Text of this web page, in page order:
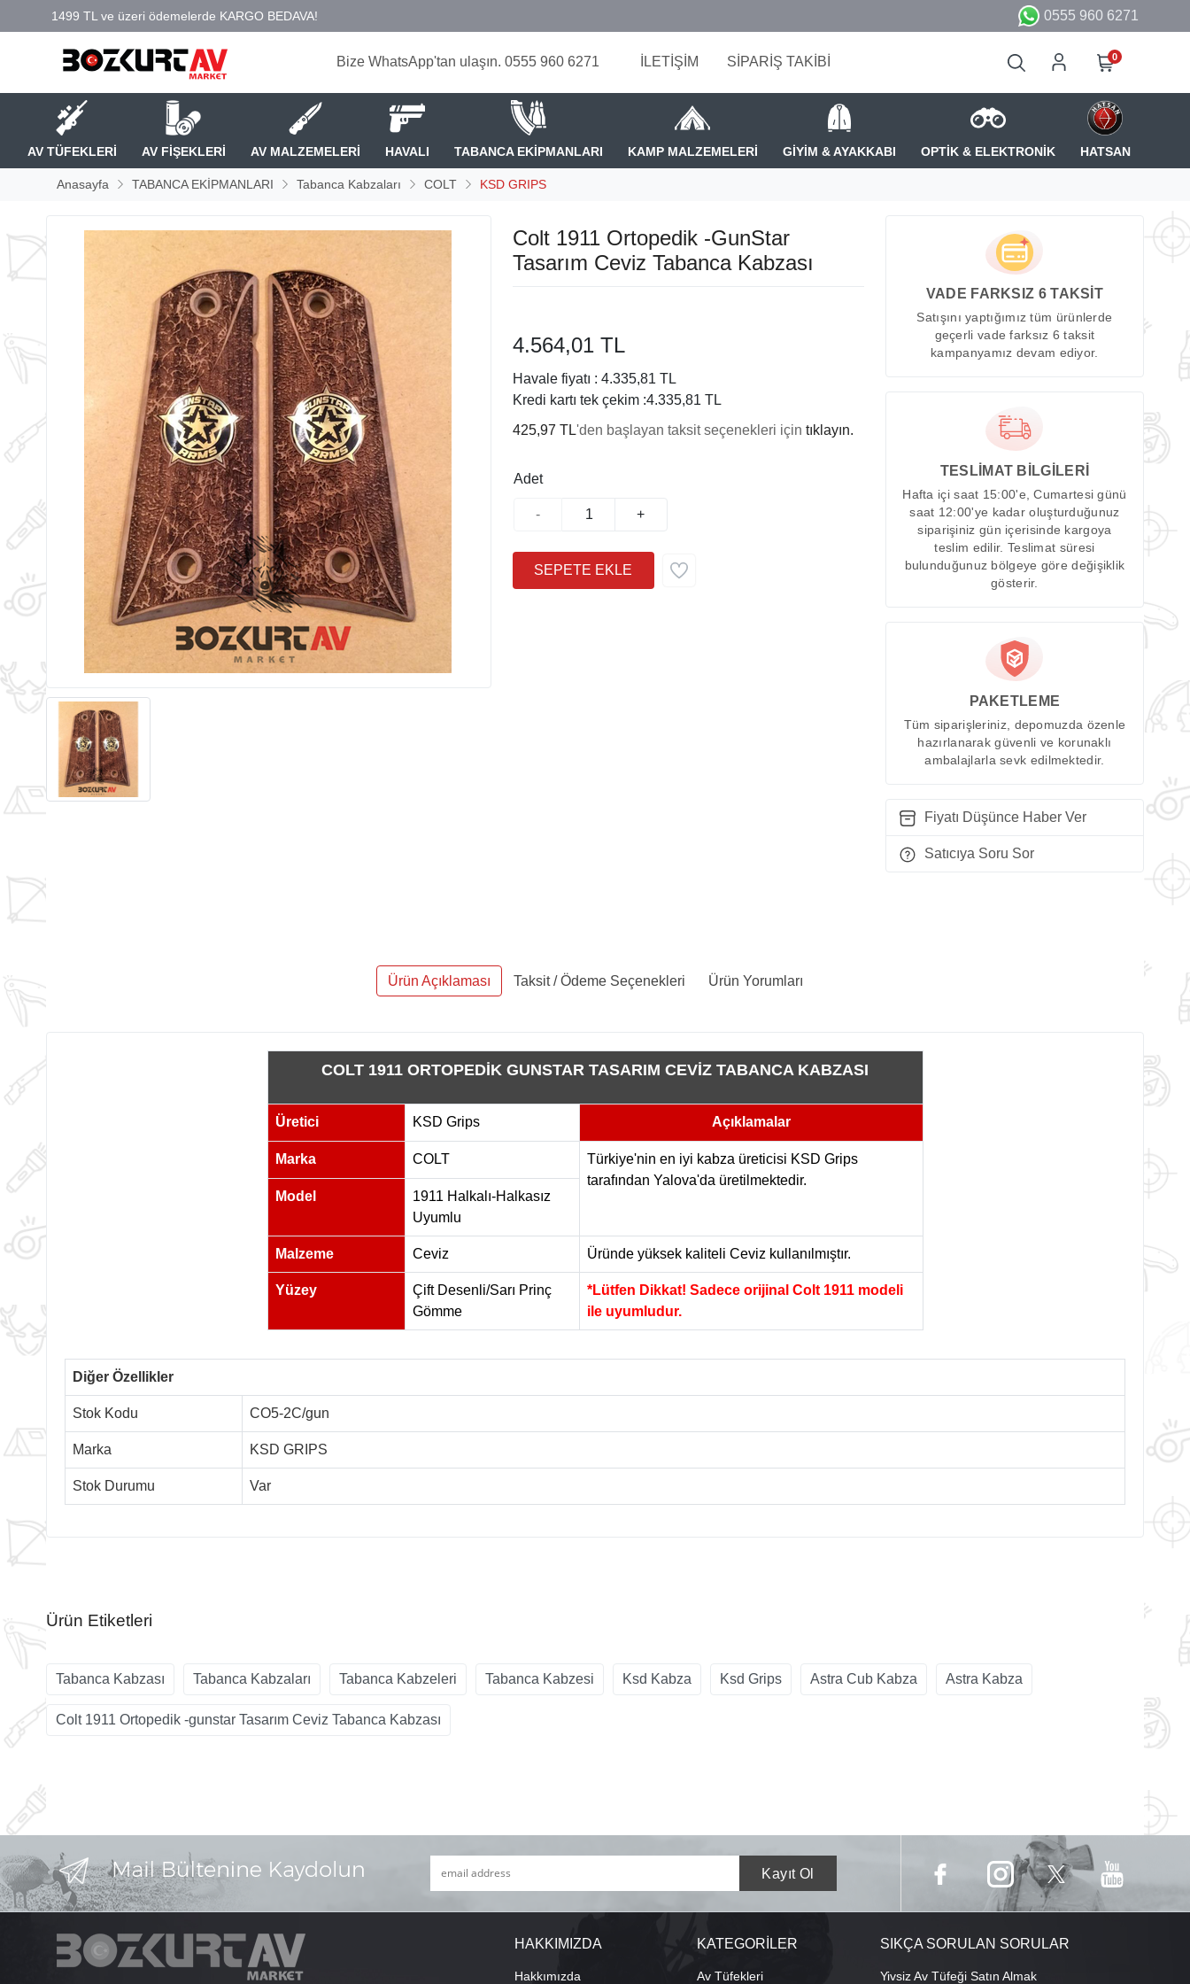
0555 960 6271
Bize WhatsApp'tan ulaşın. 0555 960 6271 İLETİŞİM SİPARİŞ TAKİBİ 0
AV TÜFEKLERİ AV FİŞEKLERİ AV MALZEMELERİ HAVALI TABANCA EKİPMANLARI KAMP MALZEMELERİ GİYİM & AYAKKABI OPTİK & ELEKTRONİK HATSAN
Anasayfa TABANCA EKİPMANLARI Tabanca Kabzaları COLT KSD GRIPS
Colt 1911 Ortopedik -GunStar
Tasarım Ceviz Tabanca Kabzası
4.564,01 TL
Havale fiyatı : 4.335,81 TL
Kredi kartı tek çekim :4.335,81 TL
425,97 TL'den başlayan taksit seçenekleri için tıklayın.
Adet
- +
VADE FARKSIZ 6 TAKSİT
Satışını yaptığımız tüm ürünlerde
geçerli vade farksız 6 taksit
kampanyamız devam ediyor.
TESLİMAT BİLGİLERİ
Hafta içi saat 15:00'e, Cumartesi günü
saat 12:00'ye kadar oluşturduğunuz
siparişiniz gün içerisinde kargoya
teslim edilir. Teslimat süresi
bulunduğunuz bölgeye göre değişiklik
gösterir.
PAKETLEME
Tüm siparişleriniz, depomuzda özenle
hazırlanarak güvenli ve korunaklı
ambalajlarla sevk edilmektedir.
Fiyatı Düşünce Haber Ver
Satıcıya Soru Sor
Ürün Açıklaması Taksit / Ödeme Seçenekleri Ürün Yorumları
COLT 1911 ORTOPEDİK GUNSTAR TASARIM CEVİZ TABANCA KABZASI
Üretici KSD Grips Açıklamalar
Marka COLT
Türkiye'nin en iyi kabza üreticisi KSD Grips
tarafından Yalova'da üretilmektedir.
Model
1911 Halkalı-Halkasız
Uyumlu
Malzeme Ceviz Üründe yüksek kaliteli Ceviz kullanılmıştır.
Yüzey
Çift Desenli/Sarı Prinç
Gömme
*Lütfen Dikkat! Sadece orijinal Colt 1911 modeli
ile uyumludur.
Diğer Özellikler
Stok Kodu CO5-2C/gun
Marka KSD GRIPS
Stok Durumu Var
Ürün Etiketleri
Tabanca Kabzası Tabanca Kabzaları Tabanca Kabzeleri Tabanca Kabzesi Ksd Kabza Ksd Grips Astra Cub Kabza Astra Kabza
Colt 1911 Ortopedik -gunstar Tasarım Ceviz Tabanca Kabzası
HAKKIMIZDA
Hakkımızda
KATEGORİLER
Av Tüfekleri
SIKÇA SORULAN SORULAR
Yivsiz Av Tüfeği Satın Almak